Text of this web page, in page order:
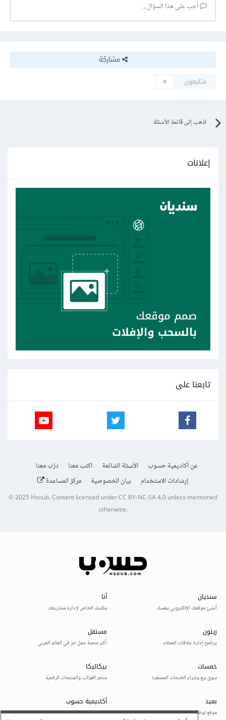
أجب على هذا السؤال...
مشاركة
متابعون
0
اذهب إلى قائمة الأسئلة
إعلانات
تابعنا على
عن أكاديمية حسوب الأسئلة الشائعة اكتب معنا
درّب معنا
إرشادات الاستخدام
بيان الخصوصية مركز المساعدة
© 2025Hsoub.Content licensed underCC BY-NC-SA 4.0unless mentioned
otherwise.